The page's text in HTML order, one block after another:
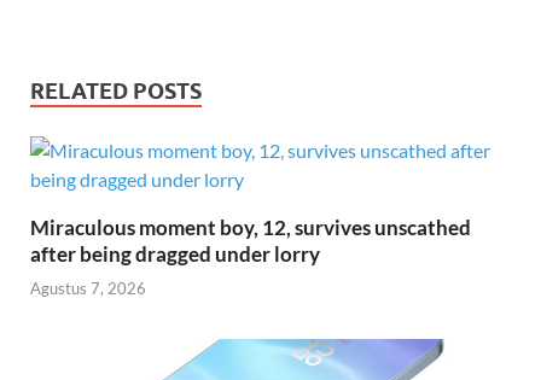
RELATED POSTS
Miraculous moment boy, 12, survives unscathed
after being dragged under lorry
Agustus 7, 2026